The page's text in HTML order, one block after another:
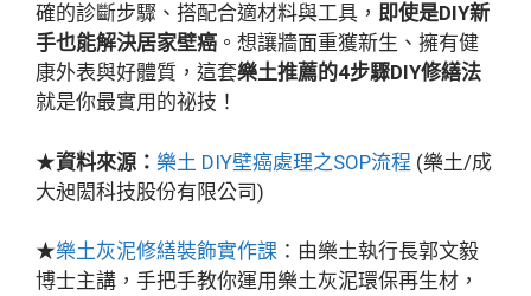
確的診斷步驟、搭配合適材料與工具， 即使是DIY新
手也能解決居家壁癌 。想讓牆面重獲新生、擁有健
康外表與好體質，這套樂土推薦的4步驟DIY修繕法
就是你最實用的祕技！
★資料來源： 樂土 DIY壁癌處理之SOP流程 (樂土/成
大昶閎科技股份有限公司)
★樂土灰泥修繕裝飾實作課 ：由樂土執行長郭文毅
博士主講，手把手教你運用樂土灰泥環保再生材，